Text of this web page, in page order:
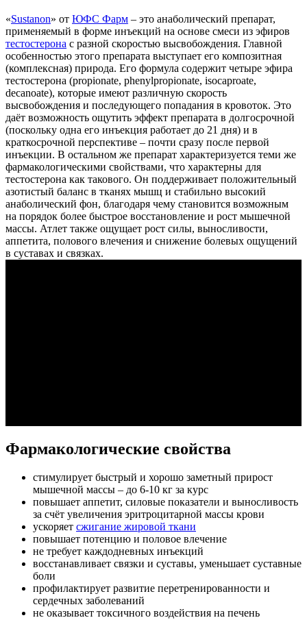
«Sustanon» от ЮФС Фарм – это анаболический препарат,
применяемый в форме инъекций на основе смеси из эфиров
тестостерона с разной скоростью высвобождения. Главной
особенностью этого препарата выступает его композитная
(комплексная) природа. Его формула содержит четыре эфира
тестостерона (propionate, phenylpropionate, isocaproate,
decanoate), которые имеют различную скорость
высвобождения и последующего попадания в кровоток. Это
даёт возможность ощутить эффект препарата в долгосрочной
(поскольку одна его инъекция работает до 21 дня) и в
краткосрочной перспективе – почти сразу после первой
инъекции. В остальном же препарат характеризуется теми же
фармакологическими свойствами, что характерны для
тестостерона как такового. Он поддерживает положительный
азотистый баланс в тканях мышц и стабильно высокий
анаболический фон, благодаря чему становится возможным
на порядок более быстрое восстановление и рост мышечной
массы. Атлет также ощущает рост силы, выносливости,
аппетита, полового влечения и снижение болевых ощущений
в суставах и связках.
Фармакологические свойства
стимулирует быстрый и хорошо заметный прирост
мышечной массы – до 6-10 кг за курс
повышает аппетит, силовые показатели и выносливость
за счёт увеличения эритроцитарной массы крови
ускоряет сжигание жировой ткани
повышает потенцию и половое влечение
не требует каждодневных инъекций
восстанавливает связки и суставы, уменьшает суставные
боли
профилактирует развитие перетренированности и
сердечных заболеваний
не оказывает токсичного воздействия на печень